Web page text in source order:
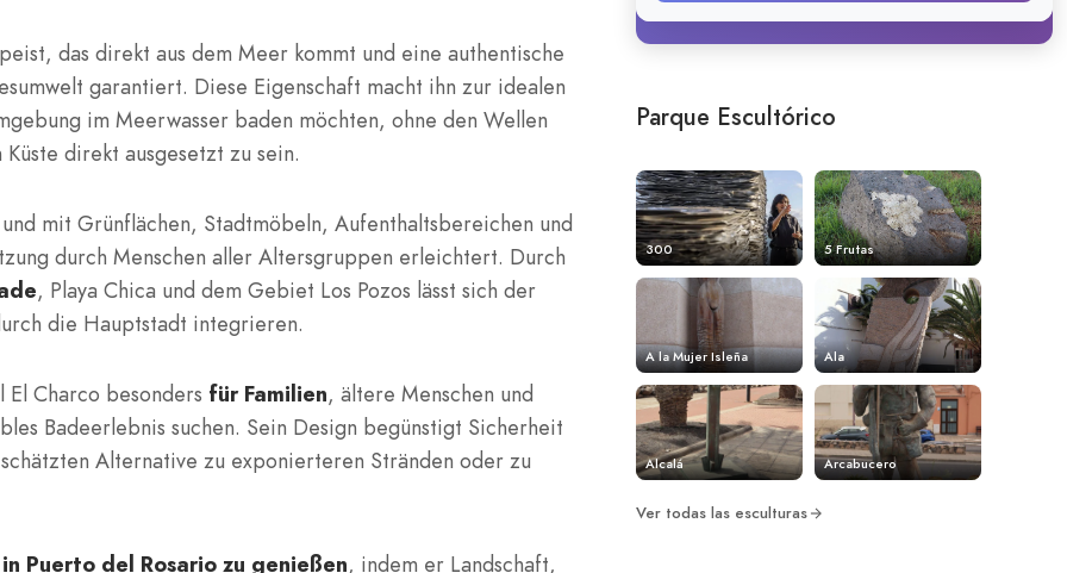
das direkt aus dem Meer kommt und eine authentische
garantiert. Diese Eigenschaft macht ihn zur idealen
im Meerwasser baden möchten, ohne den Wellen
direkt ausgesetzt zu sein.
mit Grünflächen, Stadtmöbeln, Aufenthaltsbereichen und
durch Menschen aller Altersgruppen erleichtert. Durch
, Playa Chica und dem Gebiet Los Pozos lässt sich der
die Hauptstadt integrieren.
Charco besonders für Familien, ältere Menschen und
Badeerlebnis suchen. Sein Design begünstigt Sicherheit
Alternative zu exponierteren Stränden oder zu
Puerto del Rosario zu genießen, indem er Landschaft,
Parque Escultórico
300 5 Frutas
A la Mujer Isleña Ala
Alcalá Arcabucero
Ver todas las esculturas